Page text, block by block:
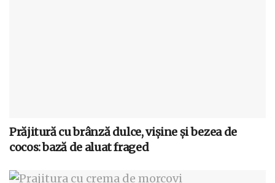
Prăjitură cu brânză dulce, vișine și bezea de
cocos: bază de aluat fraged